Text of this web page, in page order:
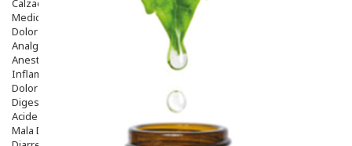
Medicamentos
Dolor E Inflamación
Analgésicos
Anestésicos
Inflamación Articulaciones
Dolor Muscular / Articular
Digestivo
Acidez, Gases Y Ardores
Mala Digestion